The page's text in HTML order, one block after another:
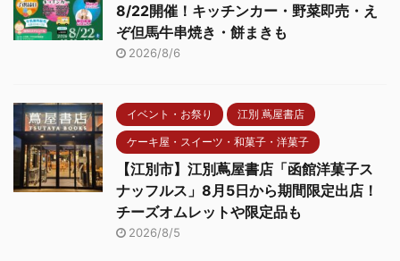
8/22開催！キッチンカー・野菜即売・え
ぞ但馬牛串焼き・餅まきも
2026/8/6
イベント・お祭り 江別 蔦屋書店
ケーキ屋・スイーツ・和菓子・洋菓子
【江別市】江別蔦屋書店「函館洋菓子ス
ナッフルス」8月5日から期間限定出店！
チーズオムレットや限定品も
2026/8/5